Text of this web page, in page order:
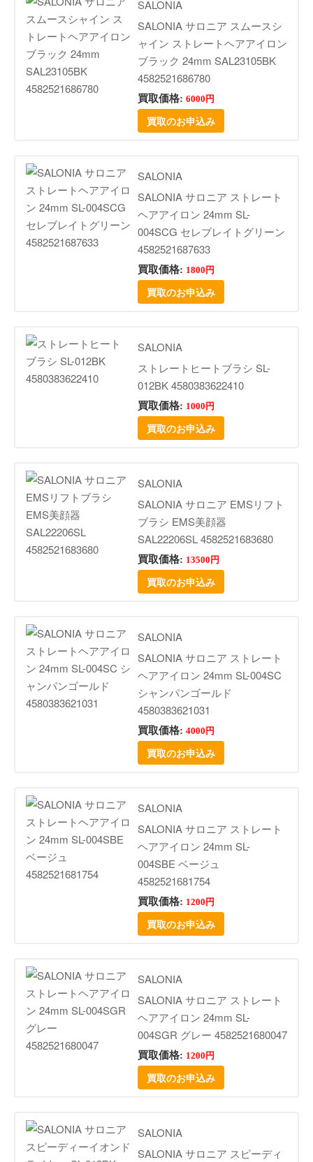
SALONIA
SALONIA サロニア スムースシ
ャイン ストレートヘアアイロン
ブラック 24mm SAL23105BK
4582521686780
買取価格: 6000円
買取のお申込み
SALONIA
SALONIA サロニア ストレート
ヘアアイロン 24mm SL-
004SCG セレブレイトグリーン
4582521687633
買取価格: 1800円
買取のお申込み
SALONIA
ストレートヒートブラシ SL-
012BK 4580383622410
買取価格: 1000円
買取のお申込み
SALONIA
SALONIA サロニア EMSリフト
ブラシ EMS美顔器
SAL22206SL 4582521683680
買取価格: 13500円
買取のお申込み
SALONIA
SALONIA サロニア ストレート
ヘアアイロン 24mm SL-004SC
シャンパンゴールド
4580383621031
買取価格: 4000円
買取のお申込み
SALONIA
SALONIA サロニア ストレート
ヘアアイロン 24mm SL-
004SBE ベージュ
4582521681754
買取価格: 1200円
買取のお申込み
SALONIA
SALONIA サロニア ストレート
ヘアアイロン 24mm SL-
004SGR グレー 4582521680047
買取価格: 1200円
買取のお申込み
SALONIA
SALONIA サロニア スピーディ